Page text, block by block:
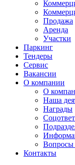
Продажа
Аренда
Участки
Паркинг
Тендеры
Сервис
Вакансии
О компании
О
Наша
Награды
Вопросы
Контакты